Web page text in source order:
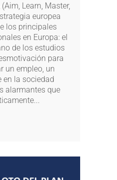
Learn, Master,
europea
los principales
en Europa: el
de los estudios
para
un empleo, un
en la sociedad
alarmantes que